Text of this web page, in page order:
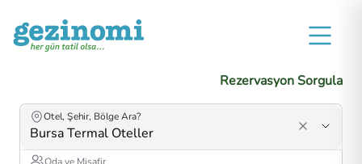
Rezervasyon Sorgula
Otel, Şehir, Bölge Ara?
Oda ve Misafir